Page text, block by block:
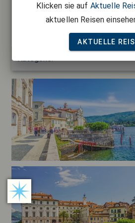
4 Übernachtung im ****Hotel MILAN
6x Frühstücksbuffet
Klicken sie auf Aktuelle
aktuellen Reisen
AKTUELLE